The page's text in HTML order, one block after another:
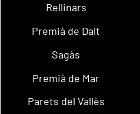
Rellinars
Premià de Dalt
Sagàs
Premià de Mar
Parets del Vallès